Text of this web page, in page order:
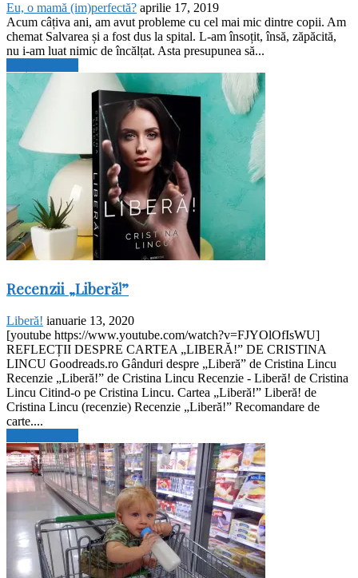
Eu, o mamă (im)perfectă? aprilie 17, 2019
Acum câțiva ani, am avut probleme cu cel mai mic dintre copii. Am
chemat Salvarea și a fost dus la spital. L-am însoțit, însă, zăpăcită,
nu i-am luat nimic de încălțat. Asta presupunea să...
Recenzii „Liberă!”
Liberă! ianuarie 13, 2020
[youtube https://www.youtube.com/watch?v=FJYOlOfIsWU]
REFLECȚII DESPRE CARTEA „LIBERĂ!” DE CRISTINA
LINCU Goodreads.ro Gânduri despre „Liberă” de Cristina Lincu
Recenzie „Liberă!” de Cristina Lincu Recenzie - Liberă! de Cristina
Lincu Citind-o pe Cristina Lincu. Cartea „Liberă!” Liberă! de
Cristina Lincu (recenzie) Recenzie „Liberă!” Recomandare de
carte....